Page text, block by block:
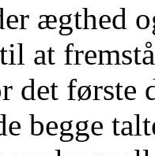
ægthed
at
det første
begge